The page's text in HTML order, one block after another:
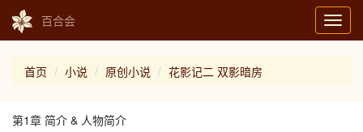
百合会
首页 小说 原创小说 花影记二 双影暗房
第1章 简介 & 人物简介